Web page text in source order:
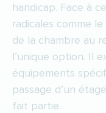
handicap. Face à
radicales comme
de la chambre au
l’unique option. Il
équipements
passage d’un
fait partie.